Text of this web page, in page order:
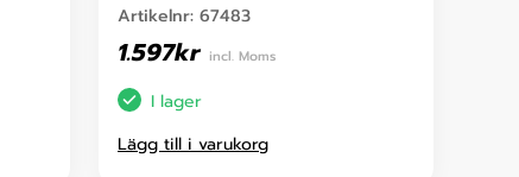
Artikelnr: 67483
1.597kr incl. Moms
I lager
Lägg till i varukorg